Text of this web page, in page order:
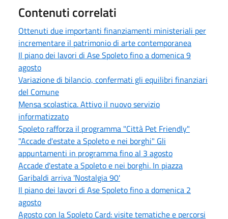
Contenuti correlati
Ottenuti due importanti finanziamenti ministeriali per
incrementare il patrimonio di arte contemporanea
Il piano dei lavori di Ase Spoleto fino a domenica 9
agosto
Variazione di bilancio, confermati gli equilibri finanziari
del Comune
Mensa scolastica. Attivo il nuovo servizio
informatizzato
Spoleto rafforza il programma "Città Pet Friendly"
"Accade d'estate a Spoleto e nei borghi" Gli
appuntamenti in programma fino al 3 agosto
Accade d'estate a Spoleto e nei borghi. In piazza
Garibaldi arriva 'Nostalgia 90'
Il piano dei lavori di Ase Spoleto fino a domenica 2
agosto
Agosto con la Spoleto Card: visite tematiche e percorsi